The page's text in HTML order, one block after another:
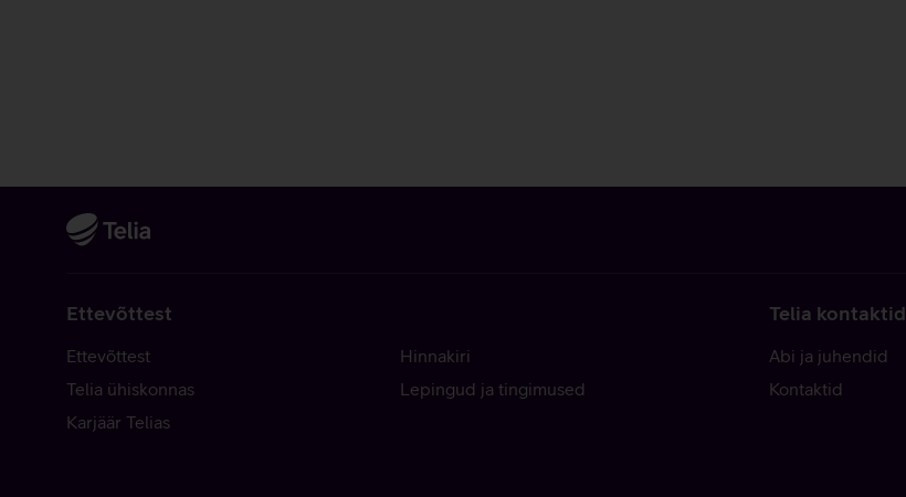
Ettevõttest
Ettevõttest
Telia ühiskonnas
Karjäär Telias
Hinnakiri
Lepingud ja tingimused
Telia kontaktid
Abi ja juhendid
Kontaktid